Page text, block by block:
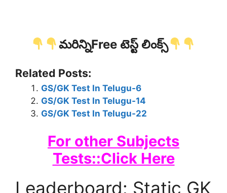
మరిన్నిFree టెస్ట్ లింక్స్
Related Posts:
GS/GK Test In Telugu-6
GS/GK Test In Telugu-14
GS/GK Test In Telugu-22
For other Subjects
Tests::Click Here
Leaderboard: Static GK